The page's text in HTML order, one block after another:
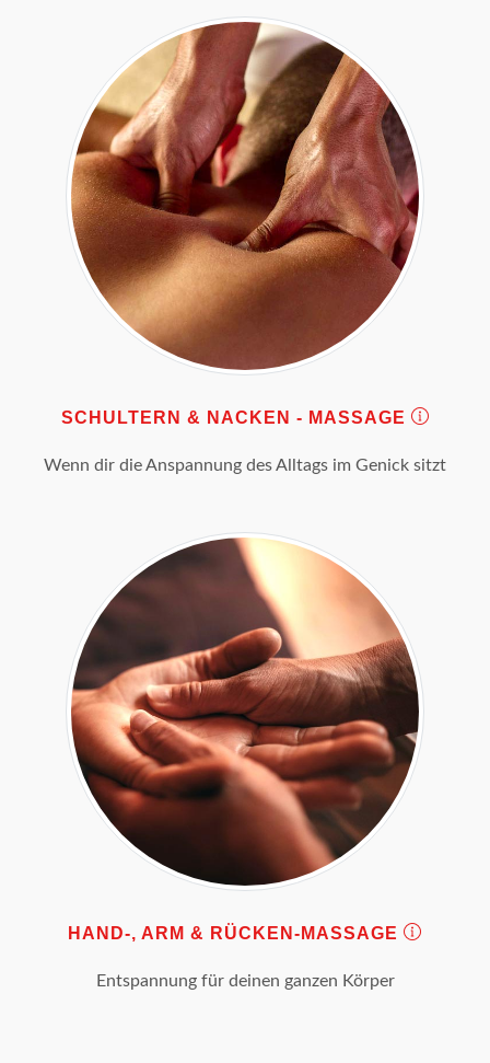
SCHULTERN & NACKEN - MASSAGE
Wenn dir die Anspannung des Alltags im Genick sitzt
HAND-, ARM & RÜCKEN-MASSAGE
Entspannung für deinen ganzen Körper